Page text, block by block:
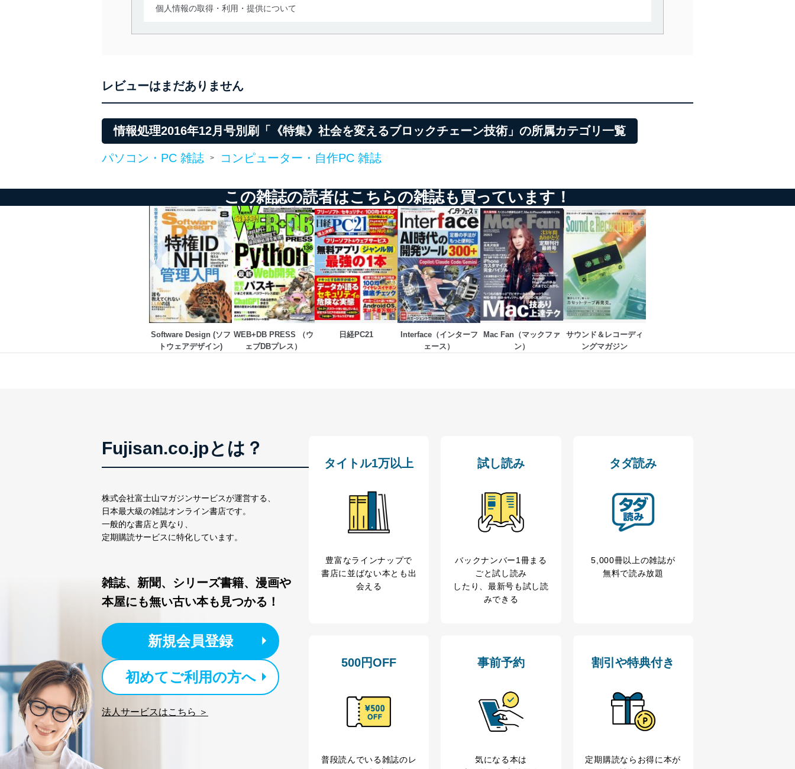
個人情報の取得・利用・提供について
当社は、個人情報の取得・利用・提供に際して、その利用目的を明確にし、本人の同意を得たうえで利用目的の達成に必要な範
法令遵守
令及びその他の規範を常に適合させます。
個人情報の安全管理措置
漏えい、滅失またはき損の防止及び是正に努めます。
アクセス制御
個人データを取り扱うことのできる機器及び当該機器を取り扱う従業者を明確化し、 個人データへの不要なアクセスを防止
しています。
アクセス者の識別と認証
機器に標準装備されているユーザー制御機能（ユーザーアカウント制御）により、個人情報データベース等を取り扱う情報
システムを使用する従業者を識別・認証しています。
外部からの不正アクセス等の防止
個人データを取り扱う機器等のオペレーティングシステムを最新の状態に保持しています。
個人データを取り扱う機器等にセキュリティ対策ソフトウェア等を導入し、自動更新 機能等の活用により、これを最新状態
としています。
苦情及び相談受付け窓口
適切、かつ迅速に対応させていただきます。
株式会社富士山マガジンサービス 個人情報問い合わせ係
TEL：0570-200-223
改訂：2025年2月20日
制定：2005年4月1日
株式会社富士山マガジンサービス
個人情報の取扱いについて
１．個人情報保護管理者
当社は以下の個人情報保護管理者を設置し、個人情報保護管理者の責任のもと、個人情報を取得・アクセス・利用・提供・管理
いたします。
個人情報保護管理者: 経営管理グループディレクター 前田 嘉也
レビューはまだありません
情報処理2016年12月号別刷「《特集》社会を変えるブロックチェーン技術」の所属カテゴリ一覧
パソコン・PC 雑誌 > コンピューター・自作PC 雑誌
この雑誌の読者はこちらの雑誌も買っています！
Software Design (ソフ
トウェアデザイン)
WEB+DB PRESS （ウ
ェブDBプレス）
日経PC21
Interface（インターフ
ェース）
Mac Fan（マックファ
ン）
サウンド＆レコーディ
ングマガジン
Fujisan.co.jpとは？
株式会社富士山マガジンサービスが運営する、
日本最大級の雑誌オンライン書店です。
一般的な書店と異なり、
定期購読サービスに特化しています。
雑誌、新聞、シリーズ書籍、漫画や
本屋にも無い古い本も見つかる！
新規会員登録
初めてご利用の方へ
法人サービスはこちら ＞
タイトル1万以上
豊富なラインナップで
書店に並ばない本とも出
会える
試し読み
バックナンバー1冊まる
ごと試し読み
したり、最新号も試し読
みできる
タダ読み
5,000冊以上の雑誌が
無料で読み放題
500円OFF
普段読んでいる雑誌のレ
事前予約
気になる本は
割引や特典付き
定期購読なら お得に本が